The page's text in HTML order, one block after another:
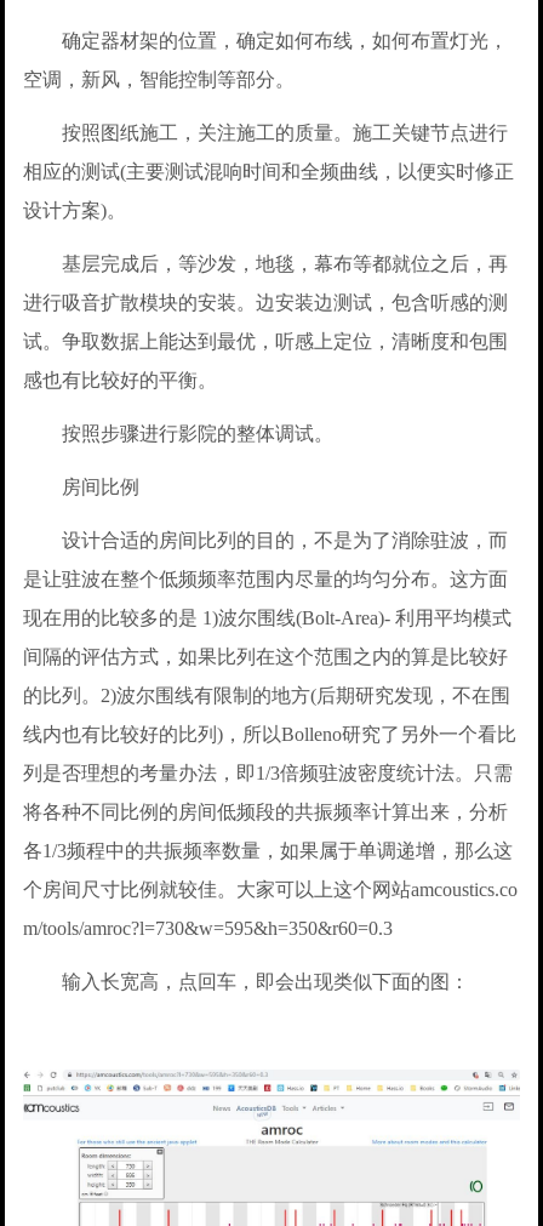
确定器材架的位置，确定如何布线，如何布置灯光，
空调，新风，智能控制等部分。
按照图纸施工，关注施工的质量。施工关键节点进行
相应的测试(主要测试混响时间和全频曲线，以便实时修正
设计方案)。
基层完成后，等沙发，地毯，幕布等都就位之后，再
进行吸音扩散模块的安装。边安装边测试，包含听感的测
试。争取数据上能达到最优，听感上定位，清晰度和包围
感也有比较好的平衡。
按照步骤进行影院的整体调试。
房间比例
设计合适的房间比列的目的，不是为了消除驻波，而
是让驻波在整个低频频率范围内尽量的均匀分布。这方面
现在用的比较多的是 1)波尔围线(Bolt-Area)- 利用平均模式
间隔的评估方式，如果比列在这个范围之内的算是比较好
的比列。2)波尔围线有限制的地方(后期研究发现，不在围
线内也有比较好的比列)，所以Bolleno研究了另外一个看比
列是否理想的考量办法，即1/3倍频驻波密度统计法。只需
将各种不同比例的房间低频段的共振频率计算出来，分析
各1/3频程中的共振频率数量，如果属于单调递增，那么这
个房间尺寸比例就较佳。大家可以上这个网站amcoustics.co
m/tools/amroc?l=730&w=595&h=350&r60=0.3
输入长宽高，点回车，即会出现类似下面的图：